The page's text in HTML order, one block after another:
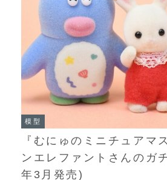
模型
『むにゅのミニチュアマ
ンエレファントさんのガ
年3月発売)